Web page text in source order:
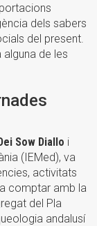
dels sabers
del present.
de les
Sow Diallo i
(IEMed), va
activitats
comptar amb la
del Pla
andalusí